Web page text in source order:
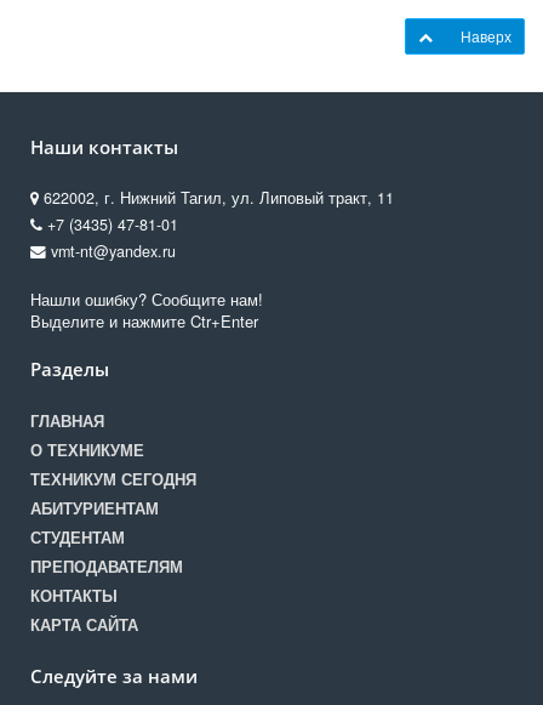
Наверх
Наши контакты
622002, г. Нижний Тагил, ул. Липовый тракт, 11
+7 (3435) 47-81-01
vmt-nt@yandex.ru
Нашли ошибку? Сообщите нам!
Выделите и нажмите Ctr+Enter
Разделы
ГЛАВНАЯ
О ТЕХНИКУМЕ
ТЕХНИКУМ СЕГОДНЯ
АБИТУРИЕНТАМ
СТУДЕНТАМ
ПРЕПОДАВАТЕЛЯМ
КОНТАКТЫ
КАРТА САЙТА
Следуйте за нами